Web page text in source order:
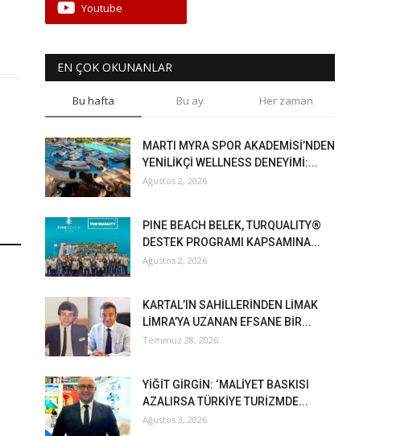
Youtube
EN ÇOK OKUNANLAR
Bu hafta Bu ay Her zaman
MARTI MYRA SPOR AKADEMİSİ’NDEN
YENİLİKÇİ WELLNESS DENEYİMİ:...
Ağustos 2, 2026
PINE BEACH BELEK, TURQUALITY®
DESTEK PROGRAMI KAPSAMINA...
Ağustos 2, 2026
KARTAL’IN SAHİLLERİNDEN LİMAK
LİMRA’YA UZANAN EFSANE BİR...
Temmuz 28, 2026
YİĞİT GİRGİN: ‘MALİYET BASKISI
AZALIRSA TÜRKİYE TURİZMDE...
Ağustos 3, 2026